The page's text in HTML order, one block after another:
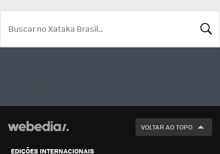
VOLTAR AO TOPO
EDIÇÕES INTERNACIONAIS